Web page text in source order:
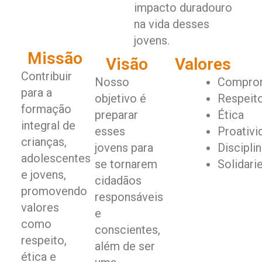
impacto duradouro
na vida desses
jovens.
Missão
Contribuir
para a
formação
integral de
crianças,
adolescentes
e jovens,
promovendo
valores
como
respeito,
ética e
Visão
Nosso
objetivo é
preparar
esses
jovens para
se tornarem
cidadãos
responsáveis
e
conscientes,
além de ser
Valores
Ética